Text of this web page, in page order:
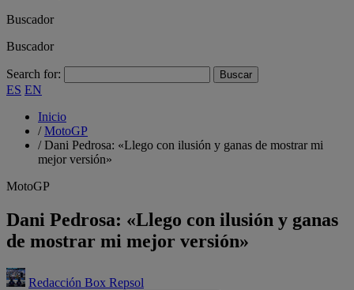
Buscador
Buscador
Search for:
ES EN
Inicio
/MotoGP
/Dani Pedrosa: «Llego con ilusión y ganas de mostrar mi
mejor versión»
MotoGP
Dani Pedrosa: «Llego con ilusión y ganas
de mostrar mi mejor versión»
Redacción Box Repsol